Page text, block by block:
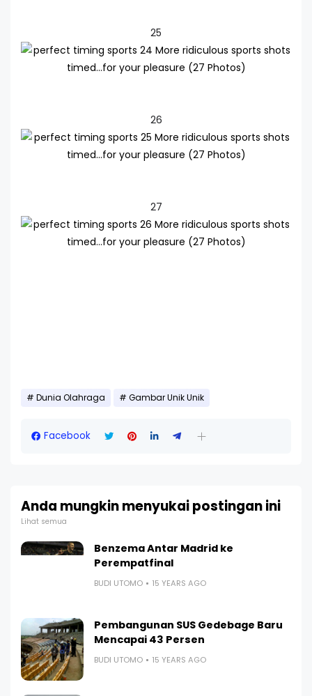
25
26
27
Dunia Olahraga Gambar Unik Unik
Facebook
Anda mungkin menyukai postingan ini
Lihat semua
Benzema Antar Madrid ke
Perempatfinal
BUDI UTOMO 15 YEARS AGO
Pembangunan SUS Gedebage Baru
Mencapai 43 Persen
BUDI UTOMO 15 YEARS AGO